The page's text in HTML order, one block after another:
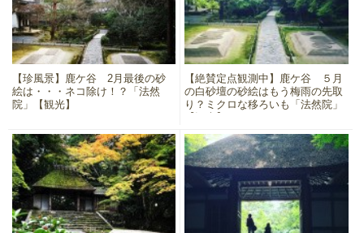
【珍風景】鹿ケ谷 2月最後の砂
絵は・・・ネコ除け！？「法然
院」【観光】
【絶賛定点観測中】鹿ケ谷 ５月
の白砂壇の砂絵はもう梅雨の先取
り？ミクロな移ろいも「法然院」